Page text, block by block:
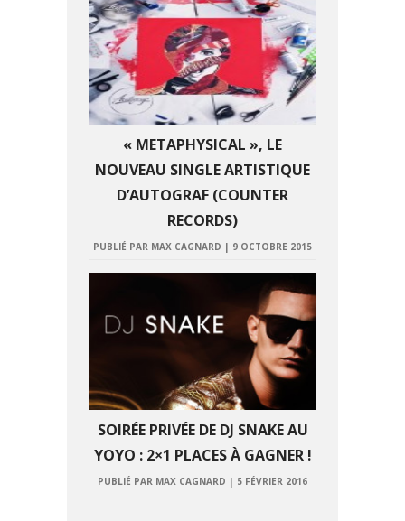
« METAPHYSICAL », LE
NOUVEAU SINGLE ARTISTIQUE
D’AUTOGRAF (COUNTER
RECORDS)
PUBLIÉ PAR MAX CAGNARD | 9 OCTOBRE 2015
SOIRÉE PRIVÉE DE DJ SNAKE AU
YOYO : 2×1 PLACES À GAGNER !
PUBLIÉ PAR MAX CAGNARD | 5 FÉVRIER 2016